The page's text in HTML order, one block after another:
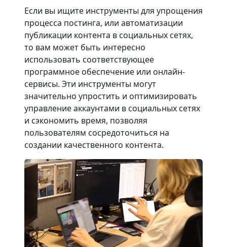
Если вы ищите инструменты для упрощения
процесса постинга, или автоматизации
публикации контента в социальных сетях,
то вам может быть интересно
использовать соответствующее
программное обеспечение или онлайн-
сервисы. Эти инструменты могут
значительно упростить и оптимизировать
управление аккаунтами в социальных сетях
и сэкономить время, позволяя
пользователям сосредоточиться на
создании качественного контента.